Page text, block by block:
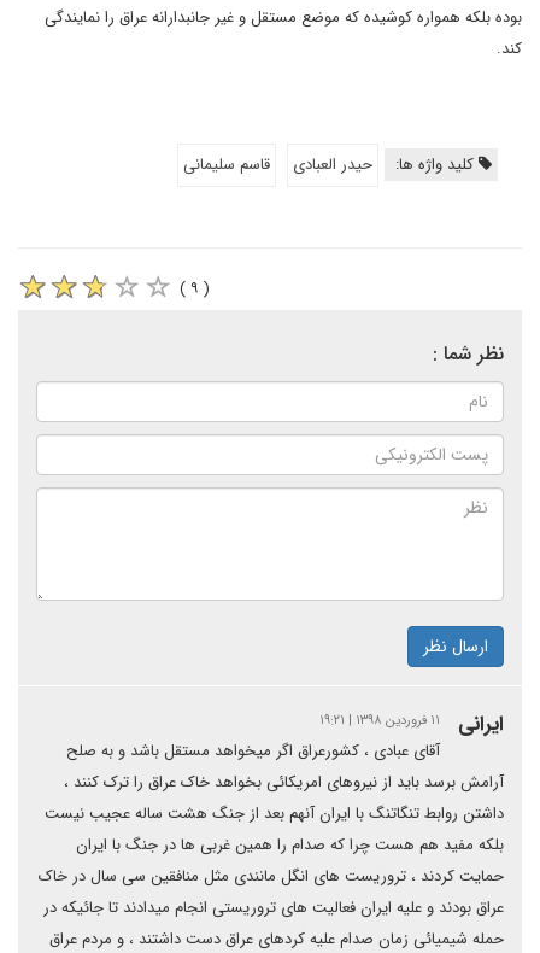
بوده بلکه همواره کوشیده که موضع مستقل و غیر جانبدارانه عراق را نمایندگی
کند.
کلید واژه ها: حیدر العبادی قاسم سلیمانی
( ۹ )
نظر شما :
ارسال نظر
ایرانی ۱۱ فروردین ۱۳۹۸ | ۱۹:۲۱
آقای عبادی ، کشورعراق اگر میخواهد مستقل باشد و به صلح
آرامش برسد باید از نیروهای امریکائی بخواهد خاک عراق را ترک کنند ،
داشتن روابط تنگاتنگ با ایران آنهم بعد از جنگ هشت ساله عجیب نیست
بلکه مفید هم هست چرا که صدام را همین غربی ها در جنگ با ایران
حمایت کردند ، تروریست های انگل مانندی مثل منافقین سی سال در خاک
عراق بودند و علیه ایران فعالیت های تروریستی انجام میدادند تا جائیکه در
حمله شیمیائی زمان صدام علیه کردهای عراق دست داشتند ، و مردم عراق